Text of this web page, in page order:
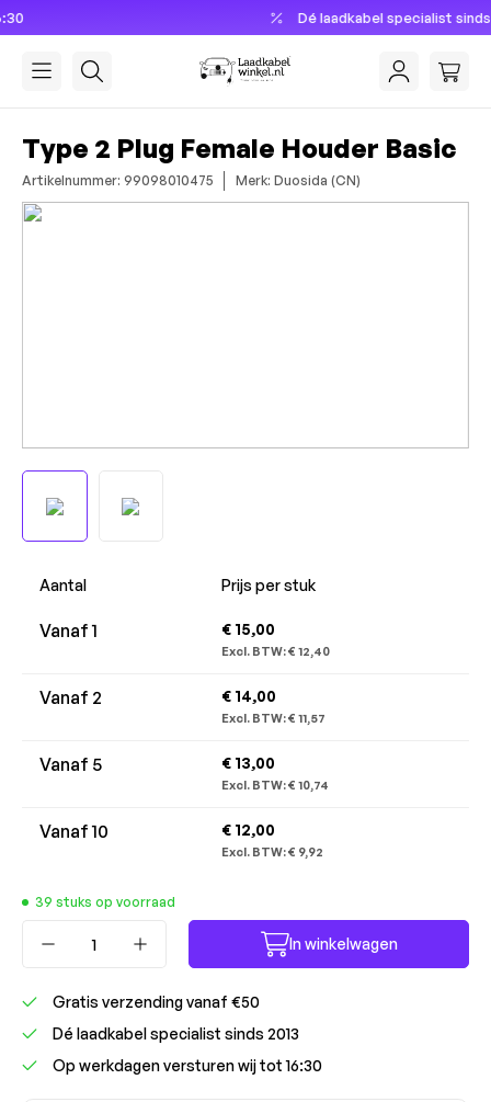
Dé laadkabel specialist sinds 2013
Type 2 Plug Female Houder Basic
Artikelnummer: 99098010475 Merk: Duosida (CN)
Afbeeldingengalerij overslaan
Aantal Prijs per stuk
Vanaf1 € 15,00
Excl. BTW:€ 12,40
Vanaf 2 € 14,00
Excl. BTW:€ 11,57
Vanaf 5 € 13,00
Excl. BTW:€ 10,74
Vanaf10 € 12,00
Excl. BTW:€ 9,92
39 stuks op voorraad
Producthoeveelheid: Voer de
In winkelwagen
Gratis verzending vanaf €50
Dé laadkabel specialist sinds 2013
Op werkdagen versturen wij tot 16:30